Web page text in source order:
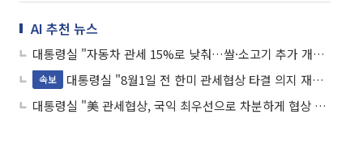
AI 추천 뉴스
대통령실 "자동차 관세 15%로 낮춰…쌀·소고기 추가 개방 안해"
속보
대통령실 "8월1일 전 한미 관세협상 타결 의지 재확인"
대통령실 "美 관세협상, 국익 최우선으로 차분하게 협상 중"